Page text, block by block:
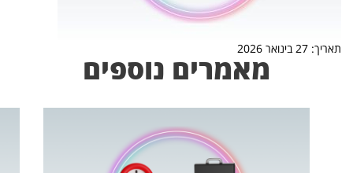
תאריך: 27 בינואר 2026
מאמרים נוספים